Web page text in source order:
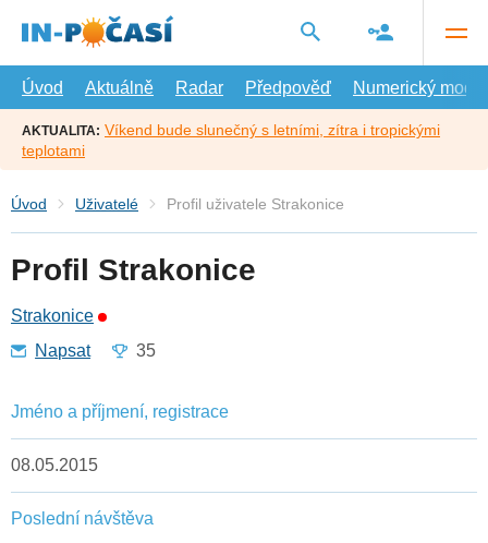
hlavní
Úvod
Aktuálně Radar Předpověď Numerický model
AKTUALITA: Víkend bude slunečný s letními, zítra i tropickými
teplotami
Úvod Uživatelé Profil uživatele Strakonice
Profil Strakonice
Strakonice
Napsat
35
Jméno a příjmení, registrace
08.05.2015
Poslední návštěva